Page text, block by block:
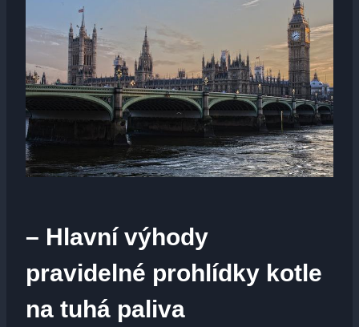
– Hlavní výhody
pravidelné prohlídky kotle
na tuhá paliva